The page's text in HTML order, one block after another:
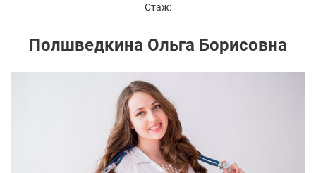
Стаж:
Полшведкина Ольга Борисовна